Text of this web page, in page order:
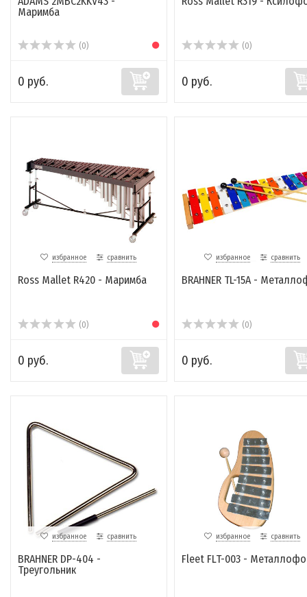
Маримба
(0)
0 руб.
(0)
0 руб.
избранное сравнить
Ross Mallet R420 - Маримба
(0)
0 руб.
избранное сравнить
BRAHNER TL-15A -
(0)
0 руб.
избранное сравнить
BRAHNER DP-404 -
Треугольник
избранное сравнить
Fleet FLT-003 -